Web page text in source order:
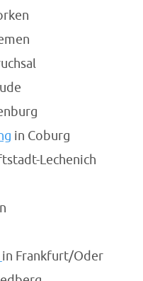
in Coburg
Lechenich
in Frankfurt/Oder